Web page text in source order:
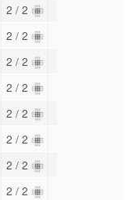
2 / 2
2 / 2
2 / 2
2 / 2
2 / 2
2 / 2
2 / 2
2 / 2